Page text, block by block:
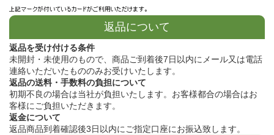
返品について
返品を受け付ける条件
未開封・未使用のもので、商品ご到着後7日以内にメール又は電話
連絡いただいたもののみお受けいたします。
返品の送料・手数料の負担について
初期不良の場合は当社が負担いたします。お客様都合の場合はお
客様にご負担いただきます。
返金について
返品商品到着確認後3日以内にご指定口座にお振込致します。